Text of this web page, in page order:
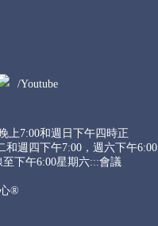
/Youtube
上7:00和週日下午四時正
週四下午7:00，週六下午6:00
下午6:00星期六:::會議
®